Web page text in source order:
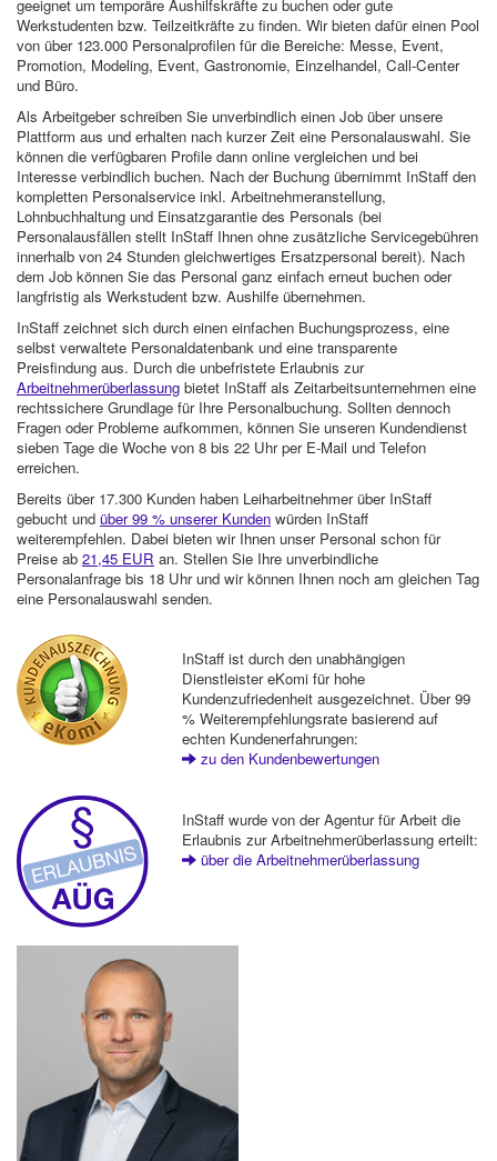
geeignet um temporäre Aushilfskräfte zu buchen oder gute
Werkstudenten bzw. Teilzeitkräfte zu finden. Wir bieten dafür einen Pool
von über 123.000 Personalprofilen für die Bereiche: Messe, Event,
Promotion, Modeling, Event, Gastronomie, Einzelhandel, Call-Center
und Büro.
Als Arbeitgeber schreiben Sie unverbindlich einen Job über unsere
Plattform aus und erhalten nach kurzer Zeit eine Personalauswahl. Sie
können die verfügbaren Profile dann online vergleichen und bei
Interesse verbindlich buchen. Nach der Buchung übernimmt InStaff den
kompletten Personalservice inkl. Arbeitnehmeranstellung,
Lohnbuchhaltung und Einsatzgarantie des Personals (bei
Personalausfällen stellt InStaff Ihnen ohne zusätzliche Servicegebühren
innerhalb von 24 Stunden gleichwertiges Ersatzpersonal bereit). Nach
dem Job können Sie das Personal ganz einfach erneut buchen oder
langfristig als Werkstudent bzw. Aushilfe übernehmen.
InStaff zeichnet sich durch einen einfachen Buchungsprozess, eine
selbst verwaltete Personaldatenbank und eine transparente
Preisfindung aus. Durch die unbefristete Erlaubnis zur
Arbeitnehmerüberlassung bietet InStaff als Zeitarbeitsunternehmen eine
rechtssichere Grundlage für Ihre Personalbuchung. Sollten dennoch
Fragen oder Probleme aufkommen, können Sie unseren Kundendienst
sieben Tage die Woche von 8 bis 22 Uhr per E-Mail und Telefon
erreichen.
Bereits über 17.300 Kunden haben Leiharbeitnehmer über InStaff
gebucht und über 99 % unserer Kunden würden InStaff
weiterempfehlen. Dabei bieten wir Ihnen unser Personal schon für
Preise ab 21,45 EUR an. Stellen Sie Ihre unverbindliche
Personalanfrage bis 18 Uhr und wir können Ihnen noch am gleichen Tag
eine Personalauswahl senden.
InStaff ist durch den unabhängigen
Dienstleister eKomi für hohe
Kundenzufriedenheit ausgezeichnet. Über 99
% Weiterempfehlungsrate basierend auf
echten Kundenerfahrungen:
zu den Kundenbewertungen
InStaff wurde von der Agentur für Arbeit die
Erlaubnis zur Arbeitnehmerüberlassung erteilt:
über die Arbeitnehmerüberlassung